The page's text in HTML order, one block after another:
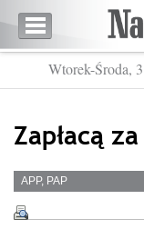
Wtorek-Środa,
Zapłacą
APP, PAP